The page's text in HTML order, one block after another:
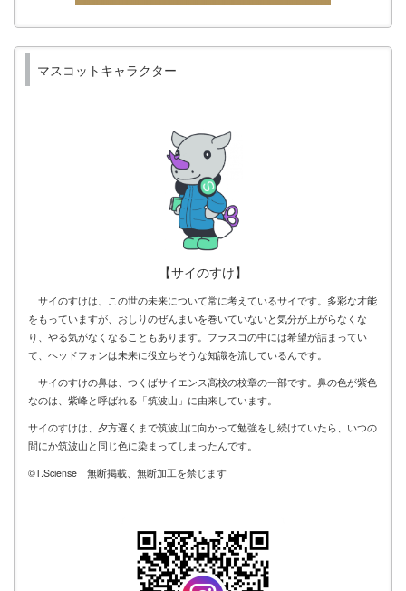
マスコットキャラクター
【サイのすけ】
サイのすけは、この世の未来について常に考えているサイです。多彩な才能
をもっていますが、おしりのぜんまいを巻いていないと気分が上がらなくな
り、やる気がなくなることもあります。フラスコの中には希望が詰まってい
て、ヘッドフォンは未来に役立ちそうな知識を流しているんです。
サイのすけの鼻は、つくばサイエンス高校の校章の一部です。鼻の色が紫色
なのは、紫峰と呼ばれる「筑波山」に由来しています。
サイのすけは、夕方遅くまで筑波山に向かって勉強をし続けていたら、いつの
間にか筑波山と同じ色に染まってしまったんです。
©T.Sciense 無断掲載、無断加工を禁じます